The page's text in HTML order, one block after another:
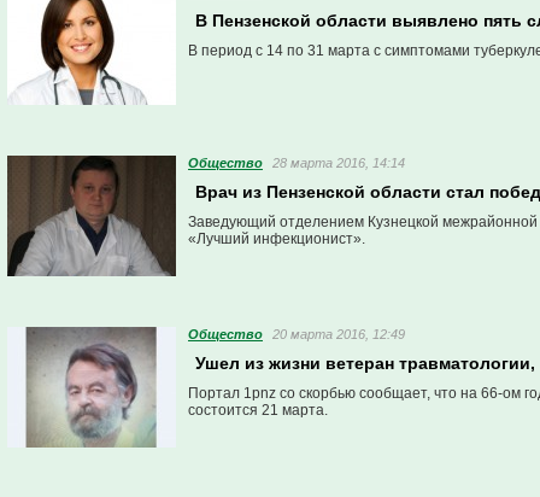
В Пензенской области выявлено пять
В период с 14 по 31 марта с симптомами
Общество 28 марта 2016, 14:14
Врач из Пензенской области стал
Заведующий отделением Кузнецкой межрайонной
«Лучший инфекционист».
Общество 20 марта 2016, 12:49
Ушел из жизни ветеран
Портал 1pnz со скорбью сообщает, что на 66-ом
состоится 21 марта.